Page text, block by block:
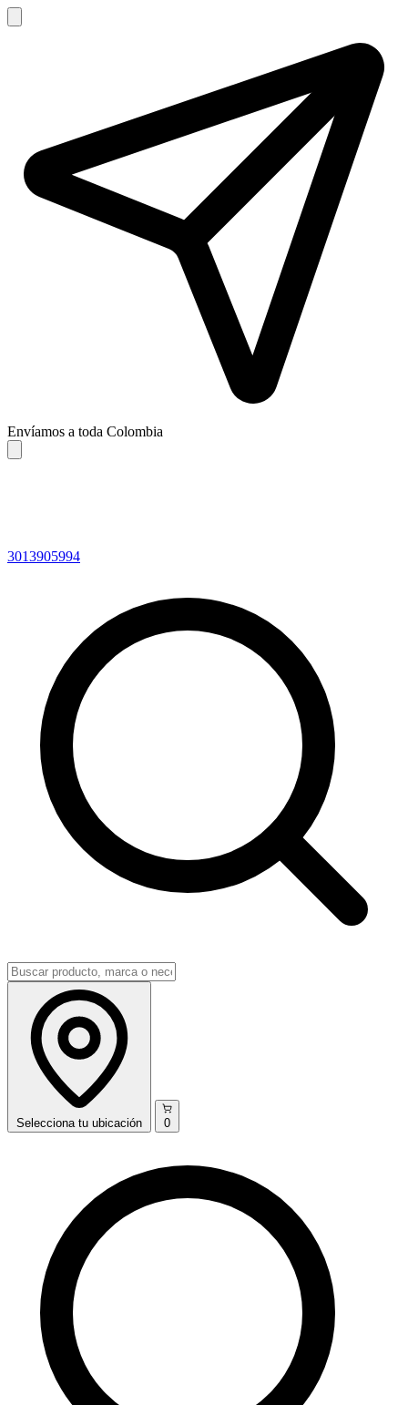
Envíamos a toda Colombia
3013905994
Selecciona tu ubicación 0